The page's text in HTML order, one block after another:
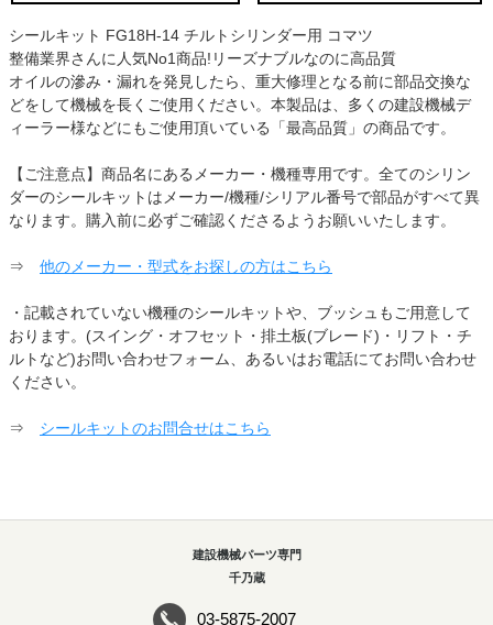
シールキット FG18H-14 チルトシリンダー用 コマツ
整備業界さんに人気No1商品!リーズナブルなのに高品質
オイルの滲み・漏れを発見したら、重大修理となる前に部品交換な
どをして機械を長くご使用ください。本製品は、多くの建設機械デ
ィーラー様などにもご使用頂いている「最高品質」の商品です。
【ご注意点】商品名にあるメーカー・機種専用です。全てのシリン
ダーのシールキットはメーカー/機種/シリアル番号で部品がすべて異
なります。購入前に必ずご確認くださるようお願いいたします。
⇒ 他のメーカー・型式をお探しの方はこちら
・記載されていない機種のシールキットや、ブッシュもご用意して
おります。(スイング・オフセット・排土板(ブレード)・リフト・チ
ルトなど)お問い合わせフォーム、あるいはお電話にてお問い合わせ
ください。
⇒ シールキットのお問合せはこちら
建設機械パーツ専門
千乃蔵
03-5875-2007